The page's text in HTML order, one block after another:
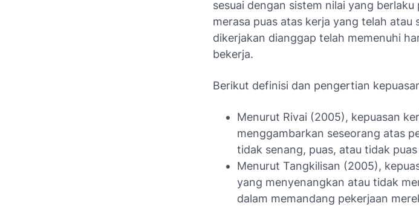
sesuai dengan sistem nilai yang
merasa puas atas kerja yang telah atau
dikerjakan dianggap telah memenuhi
bekerja.
Berikut definisi dan pengertian
Menurut Rivai (2005), kepuasan
menggambarkan seseorang atas
tidak senang, puas, atau tidak
Menurut Tangkilisan (2005),
yang menyenangkan atau tidak
dalam memandang pekerjaan